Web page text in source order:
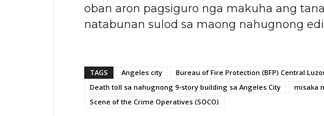
oban aron pagsiguro nga makuha ang
natabunan sulod sa maong nahugnong
TAGS Angeles city
Bureau of Fire Protection (BFP) Central
Death toll sa nahugnong 9-story building sa Angeles City
misaka
Scene of the Crime Operatives (SOCO)